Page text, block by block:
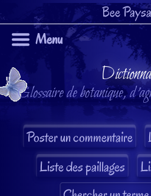
Bee
Menu
Glossaire de botanique,
Liste des paillages